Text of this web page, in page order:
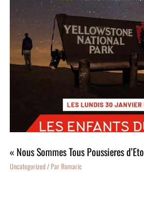
« Nous Sommes Tous Poussieres
Uncategorized/ ParRomaric